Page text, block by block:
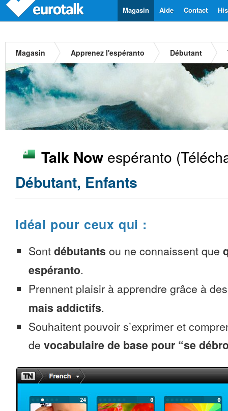
Contact
Aide
Magasin
Magasin Apprenez l'espéranto Débutant
Talk Now espéranto
Débutant, Enfants
Idéal pour ceux qui :
Sont débutants ou ne connaissent que
espéranto.
Prennent plaisir à apprendre grâce à
mais addictifs.
Souhaitent pouvoir s’exprimer et
de vocabulaire de base pour “se